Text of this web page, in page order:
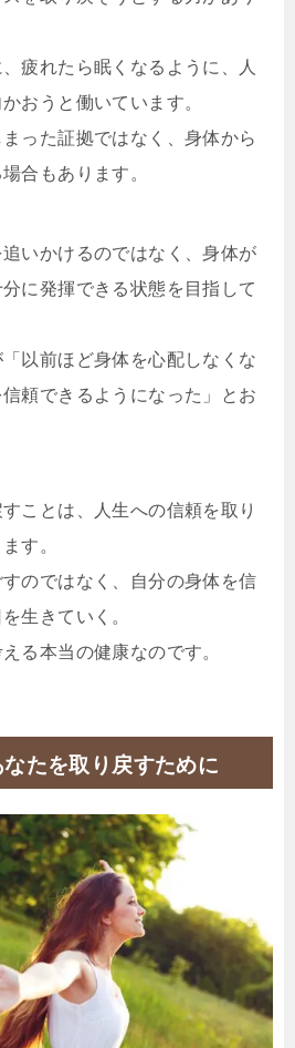
疲れたら眠くなるように、人
おうと働いています。
った証拠ではなく、身体から
合もあります。
いかけるのではなく、身体が
に発揮できる状態を目指して
以前ほど身体を心配しなくな
頼できるようになった」とお
ことは、人生への信頼を取り
す。
のではなく、自分の身体を信
生きていく。
る本当の健康なのです。
たを取り戻すために